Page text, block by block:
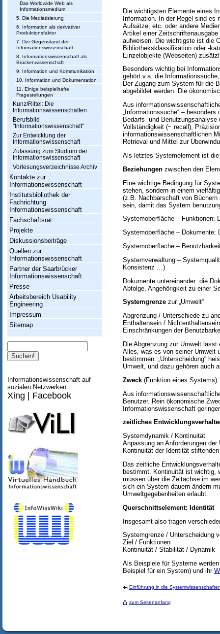
s
s
e
n
s
c
h
a
Das Worldwide Web als
Informationsmedium
5. Die Mediatisierung
6. Information als derivativer
Produktionsfaktor
7. Der Gegenstand der
Informationswissenschaft
8. Informationswissenschaft als
Brückenwissenschaft
9. Information und Kommunikation
10. Information und Dokumentation
11. Einige beispielhafte
Fragestellungen
Kunz/Rittel: Die
Informationswissenschaften
Berufsbild
"Informationswissenschaft"
Zur Entwicklung der
Informationswissenschaft
Zulassung zum Studium der
Informationswissenschaft
Vorlesungsverzeichnisse Archiv
Kontakte zur
Informationswissenschaft
Institutsbibliothek der
Fachrichtung
Informationswissenschaft
Fachschaftsrat
Projekte
Diskussionsbeiträge
Quellen zur
Informationswissenschaft
Partner der Saarbrücker
Informationswissenschaft
Presse
Arbeitsbereich Usability
Engineering
Impressum
Sitemap
Informationswissenschaft auf
sozialen Netzwerken:
Xing Facebook
Die wichtigsten Elemente eines
Information. In der Regel sind es
Aufsätze, etc. oder andere
Artikel einer
aufweisen. Die wichtigste ist die
Bibliotheksklassifikation oder -
Einzelobjekte (Webseiten)
Besonders wichtig bei
gehört v.a. die
Der Zugang zum System für die
abgebildet werden. Die
Aus
„Informationssuche“ – besonders
Bedarfs- und
Vollständigkeit (~ recall),
informationswissenschaftlichen
Retrieval und Mittel zur
Als letztes Systemelement ist
Beziehungen zwischen den
Eine wichtige Bedingung für
stehen, sondern in einem
(z.B. Nachbarschaft von
sein, damit das System
Systemoberfläche – Funktionen:
Systemoberfläche – Dokumente:
Systemoberfläche –
Systemverwaltung –
Konsistenz …)
Dokumente untereinander: die
Abfolge, Angehörigkeit zu einer
Systemgrenze zur „Umwelt“
Abgrenzung / Unterschiede zu
Enthaltensein /
Einschränkungen der
Die Abgrenzung zur Umwelt
Alles, was es von seiner Umwelt
bestimmen. „Unterscheidung“
Umwelt, und dazu gehören auch
Zweck (Funktion eines Systems)
Aus
Benutzer. Rein ökonomische
Informationswissenschaft
zeitliches
Systemdynamik / Kontinuität
Anpassung an Anforderungen der
Kontinuität der Identität
Das zeitliche
bestimmt. Kontinuität ist wichtig,
müssen über die Zeitachse im
sich ein System dauern ändern
Umweltgegebenheiten erlaubt.
Querschnittselement: Identität
Insgesamt also tragen
Systemgrenze / Unterscheidung
Ziel / Funktionen
Kontinuität / Stabilität / Dynamik
Als Beispiele für Systeme
Beispiel für ein System) und ihr
Einführung in die
zum Seitenanfang